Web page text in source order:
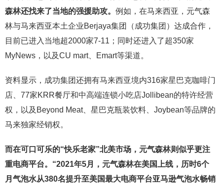
森林还找来了当地的强援助攻。 例如，在马来西亚，元气森
林与马来西亚本土企业Berjaya集团（成功集团）达成合作，
目前已进入当地超2000家7-11；同时还进入了超350家
MyNews，以及CU mart、Emart等渠道。
资料显示，成功集团还拥有马来西亚境内316家星巴克咖啡门
店、77家KRR餐厅和中高端连锁小吃店Jollibean的特许经营
权，以及Beyond Meat、星巴克瓶装饮料、Joybean等品牌的
马来独家经销权。
而在可口可乐的“快乐老家”北美市场，元气森林则似乎更注
重电商平台。“2021年5月，元气森林在美国上线，历时6个
月气泡水从380名提升至美国最大电商平台亚马逊气泡水畅销